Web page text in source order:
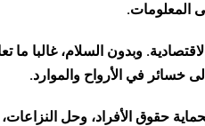
المعلومات.
وبدون السلام، غالبا
خسائر في الأرواح والموارد.
حقوق الأفراد، وحل